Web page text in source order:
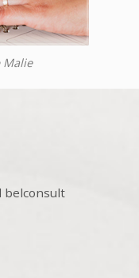
belconsult